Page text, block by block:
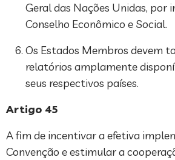
Geral das Nações Unidas, por
Conselho Econômico e Social.
Os Estados Membros devem
relatórios amplamente
seus respectivos países.
Artigo 45
A fim de incentivar a efetiva
Convenção e estimular a